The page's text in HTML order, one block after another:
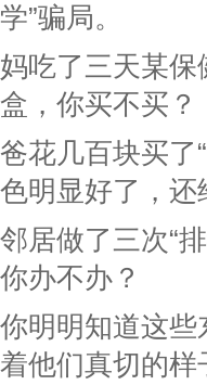
学”骗局。
妈吃了三天某
盒，你买不买？
爸花几百块买了
色明显好了，
邻居做了三次“
你办不办？
你明明知道这
着他们真切的样